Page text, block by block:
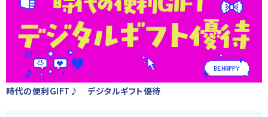
時代の便利GIFT♪ デジタルギフト優待